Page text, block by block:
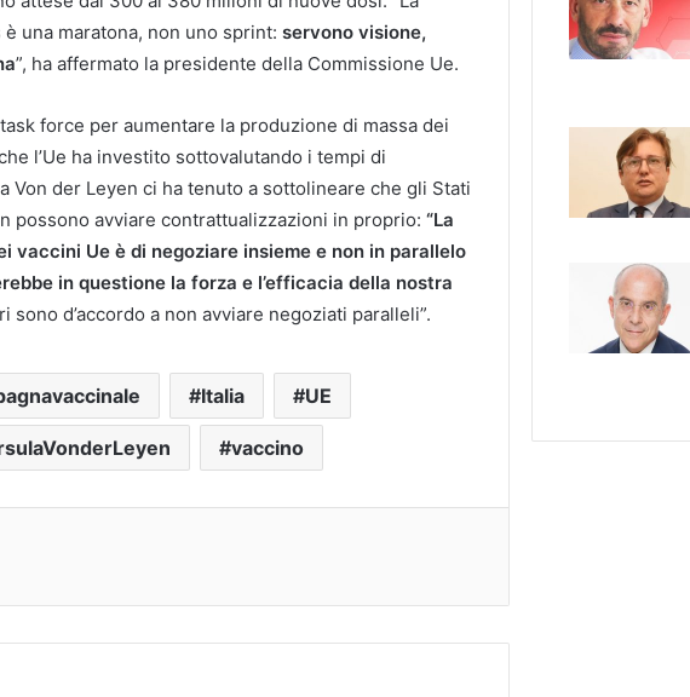
una maratona, non uno sprint: servono visione,
”, ha affermato la presidente della Commissione Ue.
force per aumentare la produzione di massa dei
l’Ue ha investito sottovalutando i tempi di
Von der Leyen ci ha tenuto a sottolineare che gli Stati
possono avviare contrattualizzazioni in proprio: “La
vaccini Ue è di negoziare insieme e non in parallelo
in questione la forza e l’efficacia della nostra
sono d’accordo a non avviare negoziati paralleli”.
Italia UE
vaccino